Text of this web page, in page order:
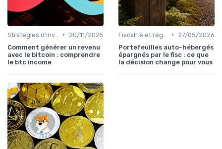
•
20/11/2025
Comment générer un revenu
avec le bitcoin : comprendre
le btc income
•
27/05/2026
Portefeuilles auto-hébergés
épargnés par le fisc : ce que
la décision change pour vous